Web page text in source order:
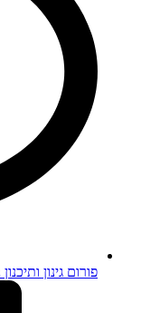
פורום גינון ותיכנון